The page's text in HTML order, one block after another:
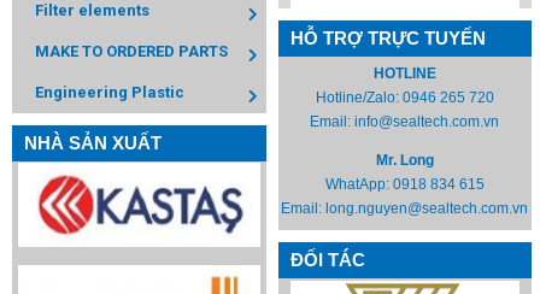
Filter elements
MAKE TO ORDERED PARTS
Engineering Plastic
NHÀ SẢN XUẤT
HỖ TRỢ TRỰC TUYẾN
HOTLINE
Hotline/Zalo: 0946 265 720
Email:info@sealtech.com.vn
Mr. Long
WhatApp: 0918 834 615
Email: long.nguyen@sealtech.com.vn
ĐỐI TÁC